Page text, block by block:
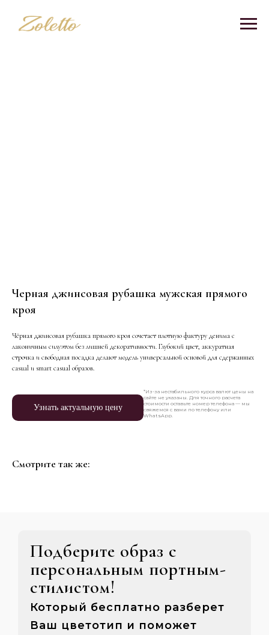
Черная джинсовая рубашка мужская прямого
кроя
Чёрная джинсовая рубашка прямого кроя сочетает плотную фактуру денима с
лаконичным силуэтом без лишней декоративности. Глубокий цвет, аккуратная
строчка и свободная посадка делают модель универсальной основой для сдержанных
casual и smart casual образов.
Узнать актуальную цену
*Из-за нестабильного курса валют цены на
сайте не указаны. Для точного расчета
стоимости оставьте номер телефона — мы
свяжемся с вами по телефону или
WhatsApp.
Смотрите так же:
Подберите образ с
персональным портным-
стилистом!
Который бесплатно разберет
Ваш цветотип и поможет